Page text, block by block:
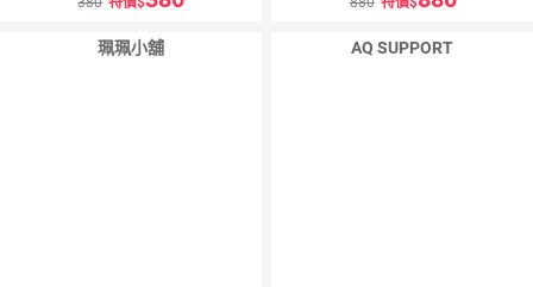
珮珮小舖 AQ SUPPORT